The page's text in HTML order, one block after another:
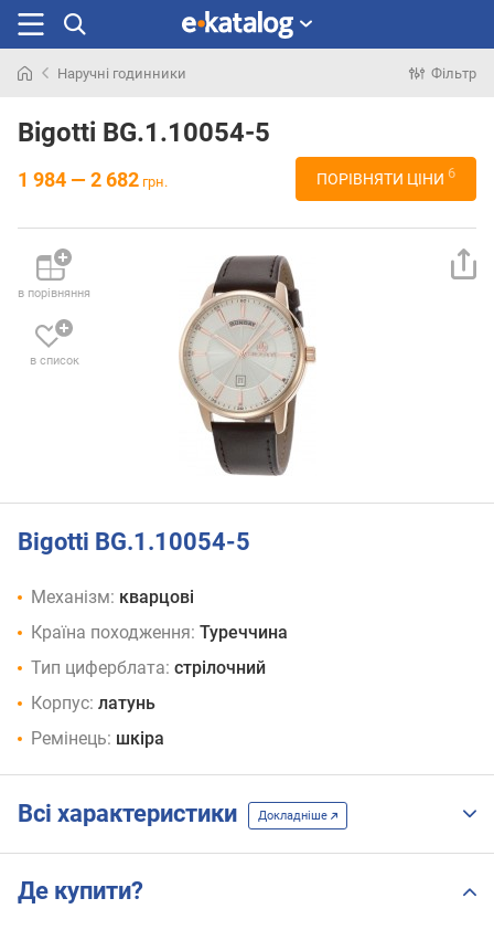
раніше
Наручні годинники Фільтр
Bigotti BG.1.10054-5
1 984 — 2 682 грн. ПОРІВНЯТИ ЦІНИ 6
в порівняння
в список
Bigotti BG.1.10054-5
Механізм: кварцові
Країна походження: Туреччина
Тип циферблата: стрілочний
Корпус: латунь
Ремінець: шкіра
Всі характеристики Докладніше
Де купити?